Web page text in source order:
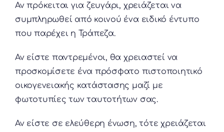
Αν πρόκειται για ζευγάρι, χρειάζεται να
συμπληρωθεί από κοινού ένα ειδικό έντυπο
που παρέχει η Τράπεζα.
Αν είστε παντρεμένοι, θα χρειαστεί να
προσκομίσετε ένα πρόσφατο πιστοποιητικό
οικογενειακής κατάστασης μαζί με
φωτοτυπίες των ταυτοτήτων σας.
Αν είστε σε ελεύθερη ένωση, τότε χρειάζεται